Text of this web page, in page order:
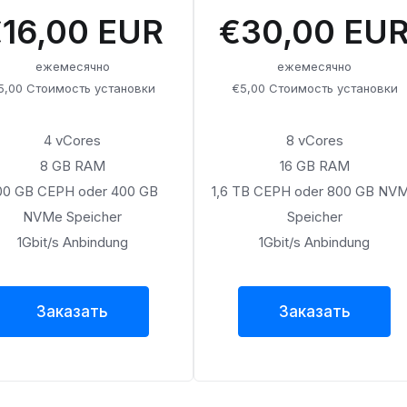
EUR
ежемесячно
Стоимость установки
4 vCores
8 GB RAM
GB CEPH oder 400 GB
NVMe Speicher
1Gbit/s Anbindung
Заказать
€30,00
ежемесячно
€5,00 Стоимость установки
8 vCores
16 GB RAM
1,6 TB CEPH oder 800 GB
Speicher
1Gbit/s Anbindung
Заказать